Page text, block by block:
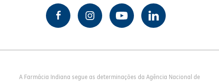
A Farmácia Indiana segue as determinações da Agência Nacional de